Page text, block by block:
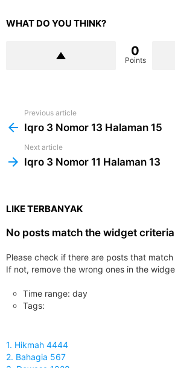
WHAT DO YOU THINK?
0
Points
more
Previous article
Iqro 3 Nomor 13 Halaman 15
Next article
Iqro 3 Nomor 11 Halaman 13
LIKE TERBANYAK
No posts match the widget criteria
Please check if there are posts that
If not, remove the wrong ones in the
Time range: day
Tags:
1. Hikmah 4444
2. Bahagia 567